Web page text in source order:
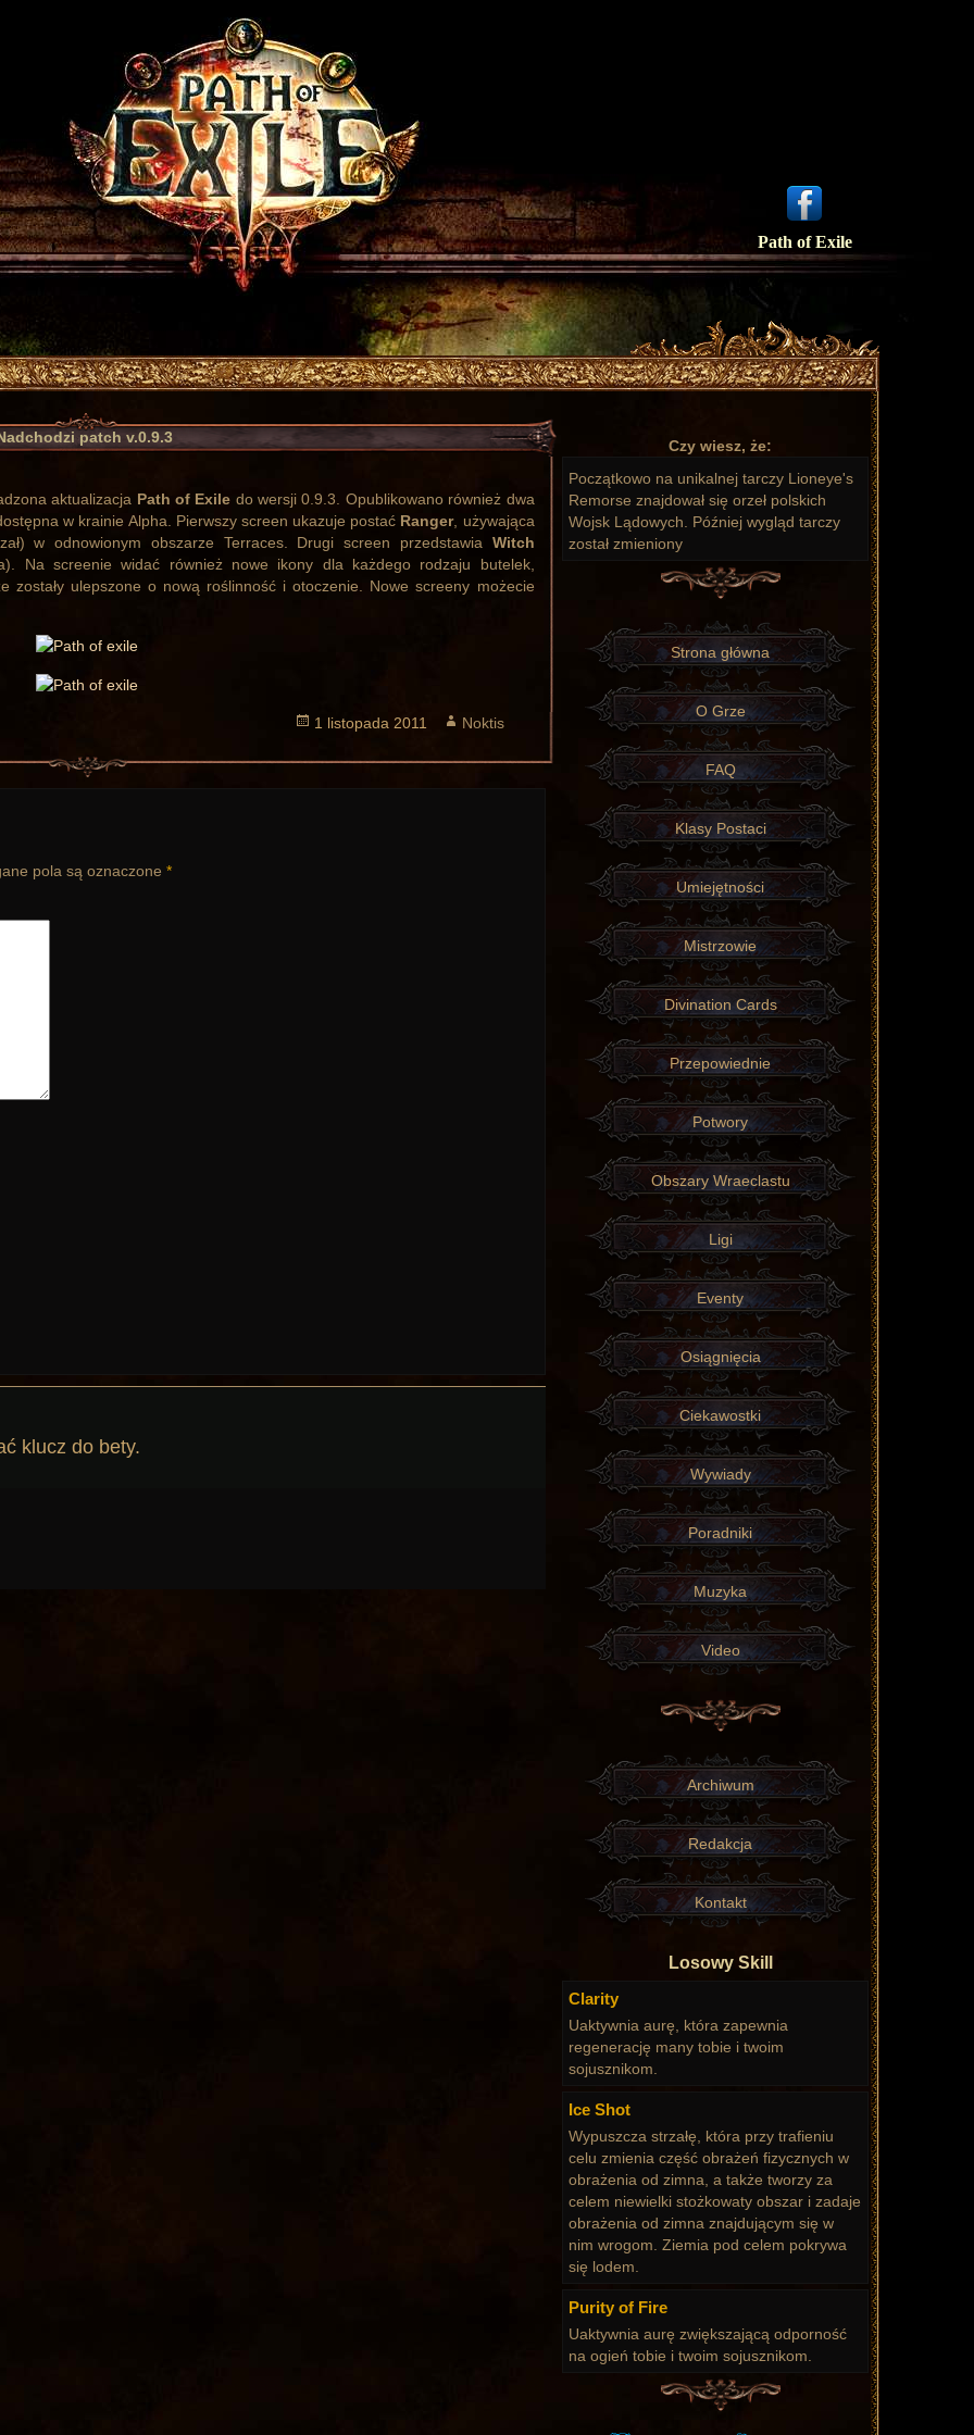
Path of Exile
patch v.0.9.3
aktualizacja Path of Exile do wersji 0.9.3. Opublikowano również dwa
w krainie Alpha. Pierwszy screen ukazuje postać Ranger, używająca
w odnowionym obszarze Terraces. Drugi screen przedstawia Witch
Na screenie widać również nowe ikony dla każdego rodzaju butelek,
zostały ulepszone o nową roślinność i otoczenie. Nowe screeny możecie
Opublikowano
1 listopada 2011 Autor
Noktis
pola są oznaczone *
klucz do bety.
Czy wiesz, że:
Początkowo na unikalnej tarczy Lioneye's
Remorse znajdował się orzeł polskich
Wojsk Lądowych. Później wygląd tarczy
został zmieniony
Strona główna
O Grze
FAQ
Klasy Postaci
Umiejętności
Mistrzowie
Divination Cards
Przepowiednie
Potwory
Obszary Wraeclastu
Ligi
Eventy
Osiągnięcia
Ciekawostki
Wywiady
Poradniki
Muzyka
Video
Archiwum
Redakcja
Kontakt
Losowy Skill
Clarity
Uaktywnia aurę, która zapewnia
regenerację many tobie i twoim
sojusznikom.
Ice Shot
Wypuszcza strzałę, która przy trafieniu
celu zmienia część obrażeń fizycznych w
obrażenia od zimna, a także tworzy za
celem niewielki stożkowaty obszar i zadaje
obrażenia od zimna znajdującym się w
nim wrogom. Ziemia pod celem pokrywa
się lodem.
Purity of Fire
Uaktywnia aurę zwiększającą odporność
na ogień tobie i twoim sojusznikom.